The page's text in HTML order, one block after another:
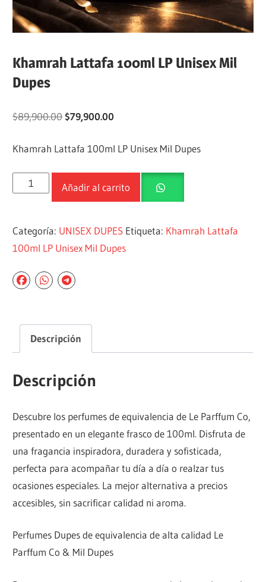
Khamrah Lattafa 100ml LP Unisex Mil
Dupes
$89,900.00$79,900.00
Khamrah Lattafa 100ml LP Unisex Mil Dupes
Añadir al carrito
Categoría: UNISEX DUPES Etiqueta: Khamrah Lattafa
100ml LP Unisex Mil Dupes
Descripción
Descripción
Descubre los perfumes de equivalencia de Le Parffum Co,
presentado en un elegante frasco de 100ml. Disfruta de
una fragancia inspiradora, duradera y sofisticada,
perfecta para acompañar tu día a día o realzar tus
ocasiones especiales. La mejor alternativa a precios
accesibles, sin sacrificar calidad ni aroma.
Perfumes Dupes de equivalencia de alta calidad Le
Parffum Co & Mil Dupes